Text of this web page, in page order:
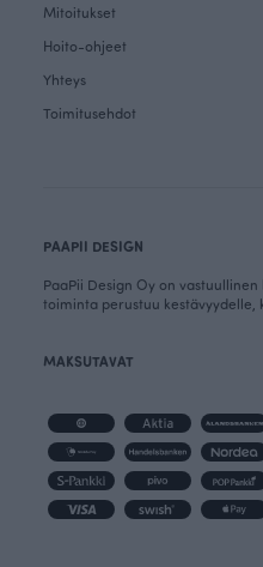
Mitoitukset
Hoito-ohjeet
Yhteys
Toimitusehdot
PAAPII DESIGN
PaaPii Design Oy on
toiminta perustuu kestävyydelle,
MAKSUTAVAT